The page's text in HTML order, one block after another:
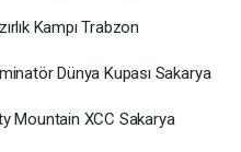
Kampı Trabzon
Dünya Kupası Sakarya
Mountain XCC Sakarya